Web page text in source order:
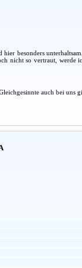
besonders
nicht so vertraut, werde
auch bei uns